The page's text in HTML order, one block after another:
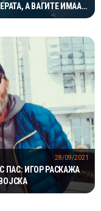
А ВАГИТЕ ИМААТ
ПАС: ИГОР РАСКАЖА
28/09/2021